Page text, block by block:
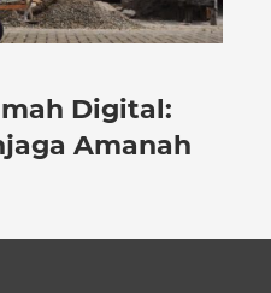
Digital:
Amanah